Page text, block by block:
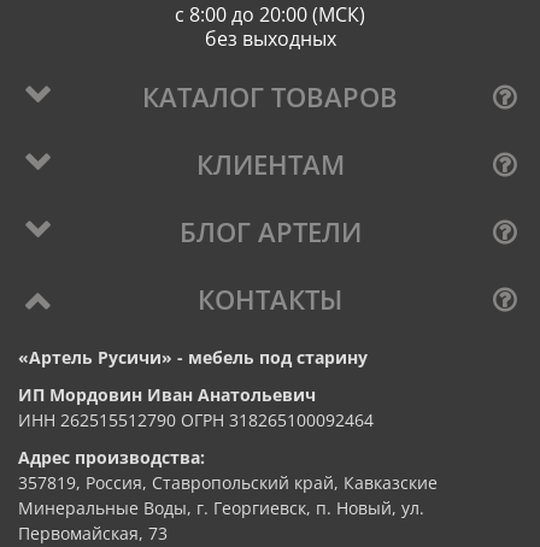
с 8:00 до 20:00 (МСК)
без выходных
КАТАЛОГ ТОВАРОВ
КЛИЕНТАМ
БЛОГ АРТЕЛИ
КОНТАКТЫ
«Артель Русичи» - мебель под старину
ИП Мордовин Иван Анатольевич
ИНН 262515512790 ОГРН 318265100092464
Адрес производства:
357819, Россия, Ставропольский край, Кавказские
Минеральные Воды, г. Георгиевск, п. Новый, ул.
Первомайская, 73